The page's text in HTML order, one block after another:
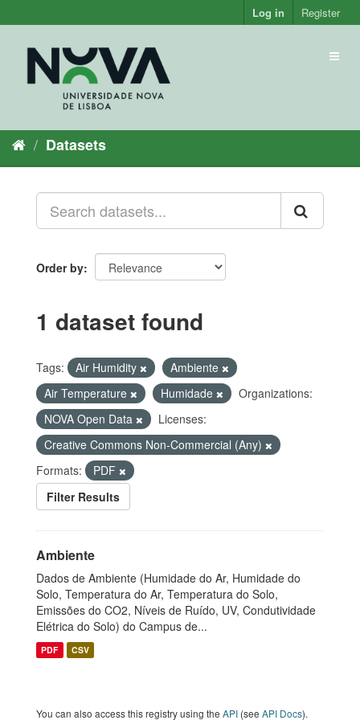
to
Log in Register
Datasets
Order by
1 dataset found
Tags: Air Humidity
Ambiente
Air Temperature
Humidade
Organizations:
NOVA Open Data
Licenses:
Creative Commons Non-Commercial (Any)
Formats:
PDF
Filter Results
Ambiente
Dados de Ambiente (Humidade do Ar, Humidade do
Solo, Temperatura do Ar, Temperatura do Solo,
Emissões do CO2, Níveis de Ruído, UV, Condutividade
Elétrica do Solo) do Campus de...
PDF CSV
You can also access this registry using the API (see API Docs).